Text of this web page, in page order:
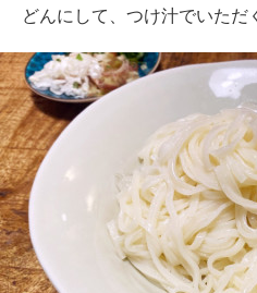
どんにして、つけ汁でいただ